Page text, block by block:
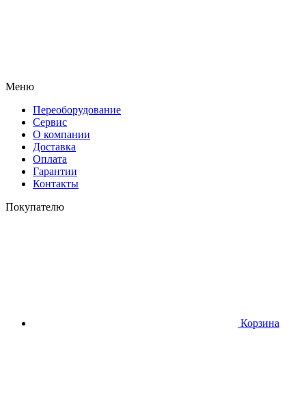
Меню
Переоборудование
Сервис
О компании
Доставка
Оплата
Гарантии
Контакты
Покупателю
Корзина